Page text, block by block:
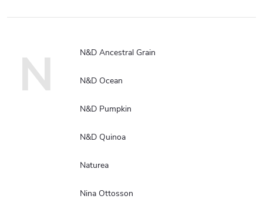
N
N&D Ancestral Grain
N&D Ocean
N&D Pumpkin
N&D Quinoa
Naturea
Nina Ottosson